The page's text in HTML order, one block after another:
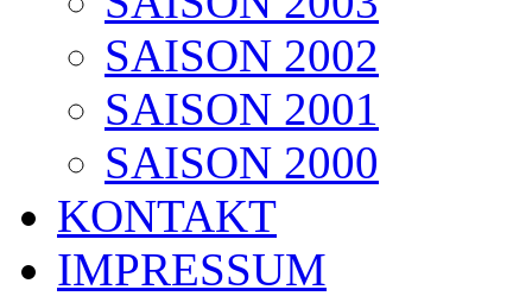
SAISON 2002
SAISON 2001
SAISON 2000
KONTAKT
IMPRESSUM